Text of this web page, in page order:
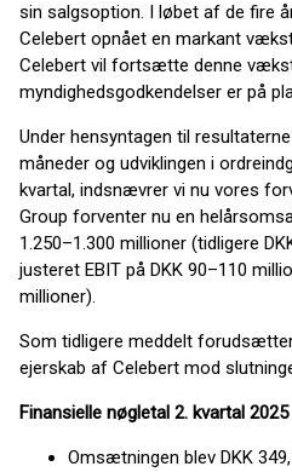
sin salgsoption. I løbet af de fire
Celebert opnået en markant
Celebert vil fortsætte denne
myndighedsgodkendelser er på
Under hensyntagen til
måneder og udviklingen i
kvartal, indsnævrer vi nu vores
Group forventer nu en
1.250–1.300 millioner (tidligere
justeret EBIT på DKK 90–110
millioner).
Som tidligere meddelt
ejerskab af Celebert mod
Finansielle nøgletal 2. kvartal 2025
Omsætningen blev DKK